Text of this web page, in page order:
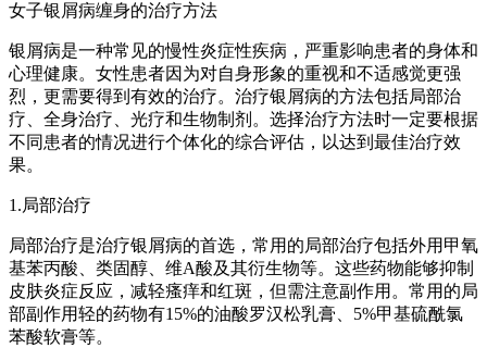
女子银屑病缠身的治疗方法
银屑病是一种常见的慢性炎症性疾病，严重影响患者的身体和
心理健康。女性患者因为对自身形象的重视和不适感觉更强
烈，更需要得到有效的治疗。治疗银屑病的方法包括局部治
疗、全身治疗、光疗和生物制剂。选择治疗方法时一定要根据
不同患者的情况进行个体化的综合评估，以达到最佳治疗效
果。
1.局部治疗
局部治疗是治疗银屑病的首选，常用的局部治疗包括外用甲氧
基苯丙酸、类固醇、维A酸及其衍生物等。这些药物能够抑制
皮肤炎症反应，减轻瘙痒和红斑，但需注意副作用。常用的局
部副作用轻的药物有15%的油酸罗汉松乳膏、5%甲基硫酰氯
苯酸软膏等。